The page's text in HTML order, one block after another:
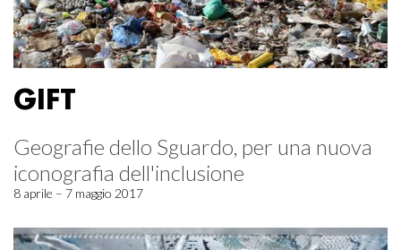
GIFT
Geografie dello Sguardo, per una nuova
iconografia dell'inclusione
8 aprile – 7 maggio 2017